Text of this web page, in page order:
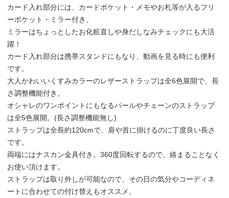
カード入れ部分には、カードポケット・メモやお札等が入るフリ
ーポケット・ミラー付き。
ミラーはちょっとしたお化粧直しや身だしなみチェックにも大活
躍！
カード入れ部分は携帯スタンドにもなり、動画を見る時にも便利
です。
大人かわいいくすみカラーのレザーストラップは全6色展開で、長
さ調整機能付き。
オシャレのワンポイントにもなるパールやチェーンのストラップ
は全5色展開。(長さ調整機能無し)
ストラップは全長約120cmで、肩や首に掛けるのに丁度良い長さ
です。
両端にはナスカン金具付き。360度回転するので、絡まることなく
お使い頂けます。
ストラップは取り外しが可能なので、その日の気分やコーディネ
ートに合わせての付け替えもオススメ。